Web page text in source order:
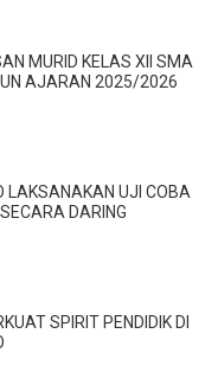
MURID KELAS XII SMA
AJARAN 2025/2026
LAKSANAKAN UJI COBA
DARING
SPIRIT PENDIDIK DI